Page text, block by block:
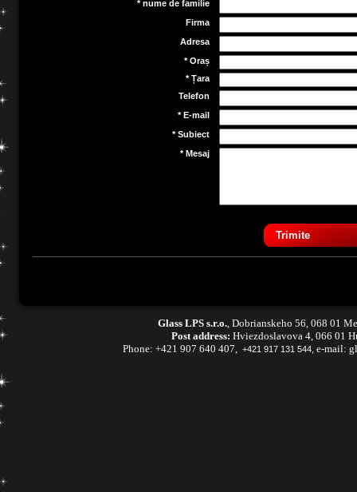
* nume de familie
Firma
Adresa
* Oraș
* Țara
Telefon
* E-mail
* Subiect
* Mesaj
Trimite
Glass LPS s.r.o., Dobrianskeho 56, 068 01
Post address: Hviezdoslavova 4, 066 01
Phone: +421 907 640 407, +421 917 131 544, e-mail: